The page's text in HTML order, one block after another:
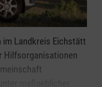
Landkreis Eichstätt
Hilfsorganisationen